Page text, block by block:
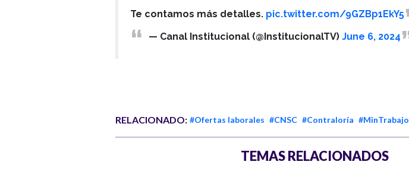
Te contamos más detalles. pic.twitter.com/9GZBp1EkY5
— Canal Institucional (@InstitucionalTV) June 6, 2024
RELACIONADO: #Ofertas laborales #CNSC #Contraloría #MinTrabajo
TEMAS RELACIONADOS